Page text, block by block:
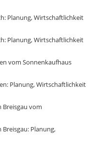
Planung, Wirtschaftlichkeit
Planung, Wirtschaftlichkeit
vom Sonnenkaufhaus
Planung, Wirtschaftlichkeit
Breisgau vom
Planung,